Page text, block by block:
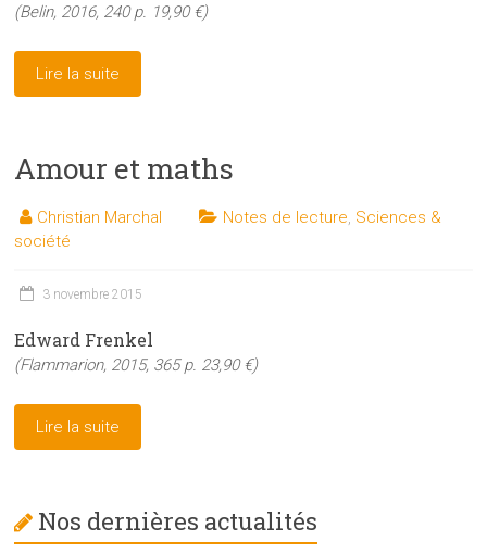
(Belin, 2016, 240 p. 19,90 €)
Lire la suite
Amour et maths
Christian Marchal Notes de lecture, Sciences &
société
3 novembre 2015
Edward Frenkel
(Flammarion, 2015, 365 p. 23,90 €)
Lire la suite
Nos dernières actualités